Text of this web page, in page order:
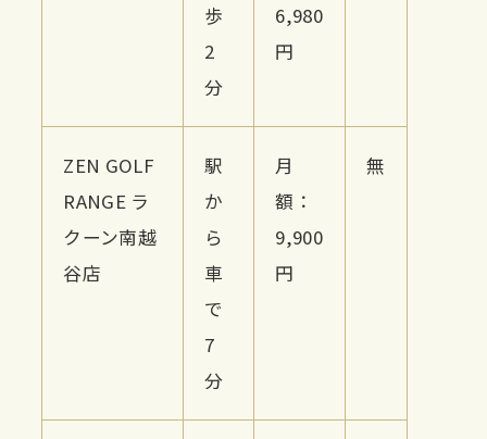
歩
2
分
6,980
円
ZEN GOLF
RANGE ラ
クーン南越
谷店
駅
か
ら
車
で
7
分
月
額：
9,900
円
無